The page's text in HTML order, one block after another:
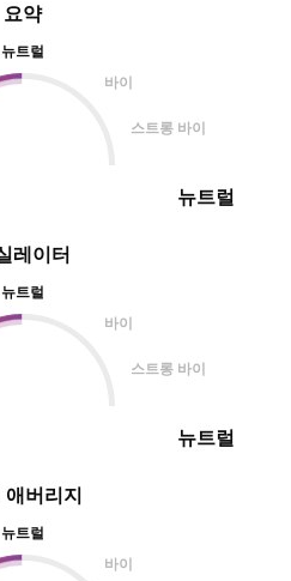
레이터
뉴트럴
바이
스트롱 바이
뉴트럴
요약
뉴트럴
바이
스트롱 바이
뉴트럴
애버리지
뉴트럴
바이